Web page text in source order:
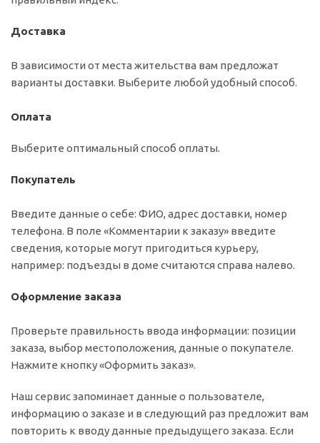
Доставка
В зависимости от места жительства вам предложат
варианты доставки. Выберите любой удобный способ.
Оплата
Выберите оптимальный способ оплаты.
Покупатель
Введите данные о себе: ФИО, адрес доставки, номер
телефона. В поле «Комментарии к заказу» введите
сведения, которые могут пригодиться курьеру,
например: подъезды в доме считаются справа налево.
Оформление заказа
Проверьте правильность ввода информации: позиции
заказа, выбор местоположения, данные о покупателе.
Нажмите кнопку «Оформить заказ».
Наш сервис запоминает данные о пользователе,
информацию о заказе и в следующий раз предложит вам
повторить к вводу данные предыдущего заказа. Если